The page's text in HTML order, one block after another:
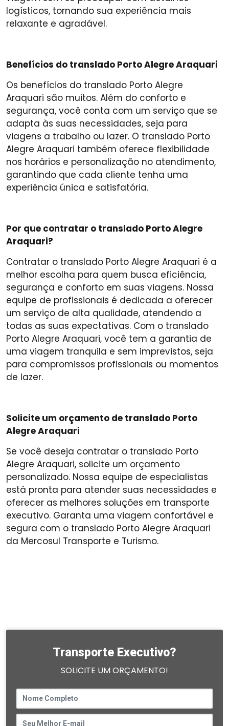
logísticos, tornando sua experiência mais
relaxante e agradável.
Benefícios do translado Porto Alegre Araquari
Os benefícios do translado Porto Alegre
Araquari são muitos. Além do conforto e
segurança, você conta com um serviço que se
adapta às suas necessidades, seja para
viagens a trabalho ou lazer. O translado Porto
Alegre Araquari também oferece flexibilidade
nos horários e personalização no atendimento,
garantindo que cada cliente tenha uma
experiência única e satisfatória.
Por que contratar o translado Porto Alegre
Araquari?
Contratar o translado Porto Alegre Araquari é a
melhor escolha para quem busca eficiência,
segurança e conforto em suas viagens. Nossa
equipe de profissionais é dedicada a oferecer
um serviço de alta qualidade, atendendo a
todas as suas expectativas. Com o translado
Porto Alegre Araquari, você tem a garantia de
uma viagem tranquila e sem imprevistos, seja
para compromissos profissionais ou momentos
de lazer.
Solicite um orçamento de translado Porto
Alegre Araquari
Se você deseja contratar o translado Porto
Alegre Araquari, solicite um orçamento
personalizado. Nossa equipe de especialistas
está pronta para atender suas necessidades e
oferecer as melhores soluções em transporte
executivo. Garanta uma viagem confortável e
segura com o translado Porto Alegre Araquari
da Mercosul Transporte e Turismo.
Transporte Executivo?
SOLICITE UM ORÇAMENTO!